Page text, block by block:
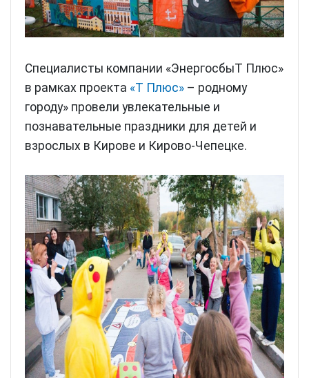
Специалисты компании «ЭнергосбыТ Плюс»
в рамках проекта «Т Плюс» – родному
городу» провели увлекательные и
познавательные праздники для детей и
взрослых в Кирове и Кирово-Чепецке.